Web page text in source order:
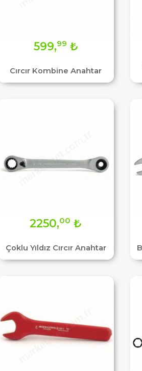
Cırcır Kombine Anahtar
599,99 ₺
Çoklu Yıldız Cırcır Anahtar
2250,00 ₺